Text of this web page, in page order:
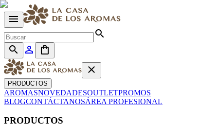
menu
search
search
person_outline
shopping_bag
close
PRODUCTOS
AROMASNOVEDADESOUTLETPROMOS
BLOGCONTÁCTANOSÁREA PROFESIONAL
PRODUCTOS